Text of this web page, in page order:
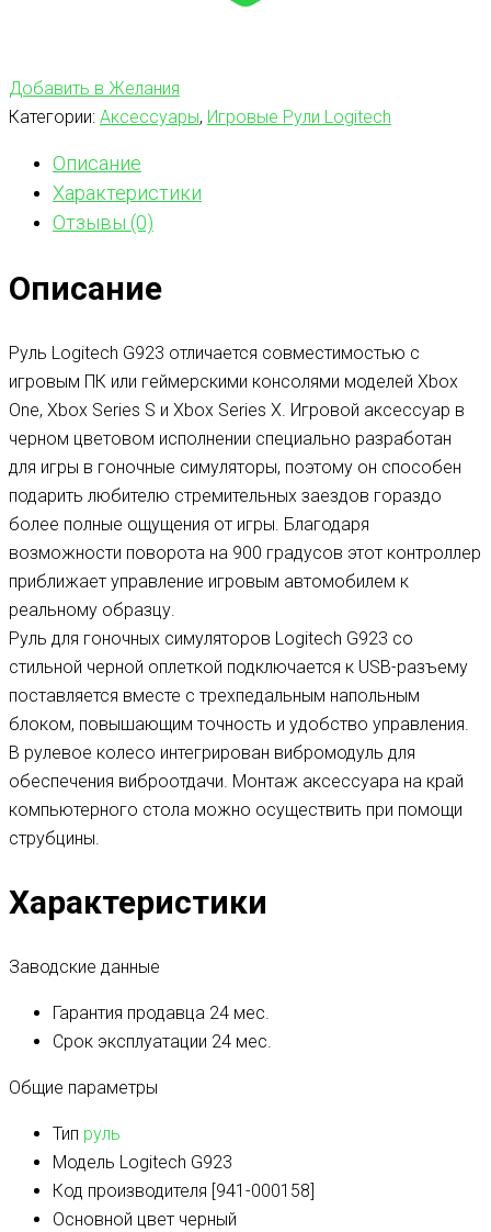
Добавить в Желания
Категории: Аксессуары, Игровые Рули Logitech
Описание
Характеристики
Отзывы (0)
Описание
Руль Logitech G923 отличается совместимостью с
игровым ПК или геймерскими консолями моделей Xbox
One, Xbox Series S и Xbox Series X. Игровой аксессуар в
черном цветовом исполнении специально разработан
для игры в гоночные симуляторы, поэтому он способен
подарить любителю стремительных заездов гораздо
более полные ощущения от игры. Благодаря
возможности поворота на 900 градусов этот контроллер
приближает управление игровым автомобилем к
реальному образцу.
Руль для гоночных симуляторов Logitech G923 со
стильной черной оплеткой подключается к USB-разъему
поставляется вместе с трехпедальным напольным
блоком, повышающим точность и удобство управления.
В рулевое колесо интегрирован вибромодуль для
обеспечения виброотдачи. Монтаж аксессуара на край
компьютерного стола можно осуществить при помощи
струбцины.
Характеристики
Заводские данные
Гарантия продавца 24 мес.
Срок эксплуатации 24 мес.
Общие параметры
Тип руль
Модель Logitech G923
Код производителя [941-000158]
Основной цвет черный